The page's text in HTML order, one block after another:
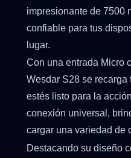
impresionante de 7500
confiable para tus
lugar.
Con una entrada Micro
Wesdar S28 se
estés listo para la
conexión universal,
cargar una variedad de
Destacando su diseño